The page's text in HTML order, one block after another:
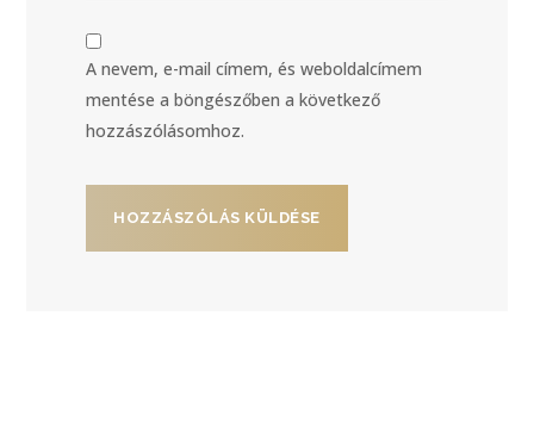
A nevem, e-mail címem, és weboldalcímem
mentése a böngészőben a következő
hozzászólásomhoz.